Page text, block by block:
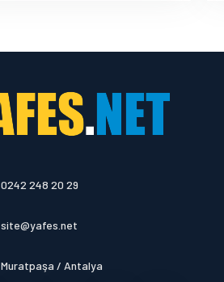
0242 248 20 29
site@yafes.net
Muratpaşa / Antalya